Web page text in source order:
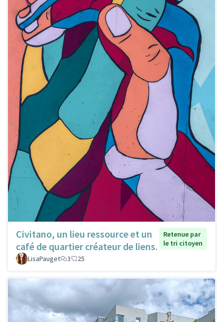
Civitano, un lieu ressource et un
café de quartier créateur de liens.
Retenue par
le tri citoyen
LisaPauget
3 25